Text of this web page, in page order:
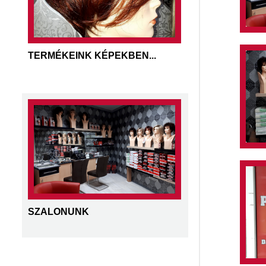
TERMÉKEINK KÉPEKBEN...
SZALONUNK